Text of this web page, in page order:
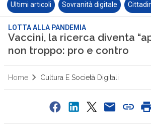
Ultimi articoli Sovranità digitale
LOTTA ALLA PANDEMIA
Vaccini, la ricerca diventa
non troppo: pro e contro
Home Cultura E Società Digitali